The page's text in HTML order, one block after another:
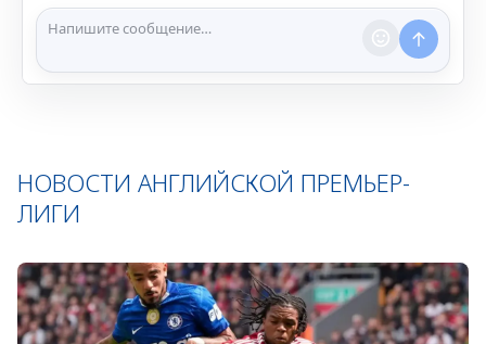
сообщения и ограничивать доступ к чату при
нарушении правил.
НОВОСТИ АНГЛИЙСКОЙ ПРЕМЬЕР-
ЛИГИ